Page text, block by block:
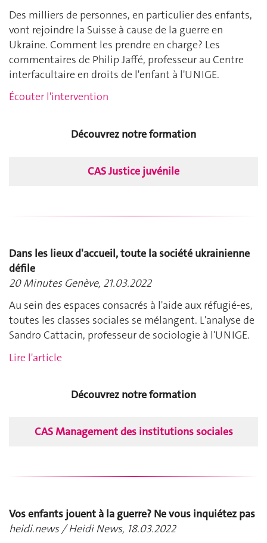
Des milliers de personnes, en particulier des enfants,
vont rejoindre la Suisse à cause de la guerre en
Ukraine. Comment les prendre en charge? Les
commentaires de Philip Jaffé, professeur au Centre
interfacultaire en droits de l'enfant à l'UNIGE.
Écouter l'intervention
Découvrez notre formation
CAS Justice juvénile
Dans les lieux d'accueil, toute la société ukrainienne
défile
20 Minutes Genève, 21.03.2022
Au sein des espaces consacrés à l'aide aux réfugié-es,
toutes les classes sociales se mélangent. L'analyse de
Sandro Cattacin, professeur de sociologie à l'UNIGE.
Lire l'article
Découvrez notre formation
CAS Management des institutions sociales
Vos enfants jouent à la guerre? Ne vous inquiétez pas
heidi.news / Heidi News, 18.03.2022